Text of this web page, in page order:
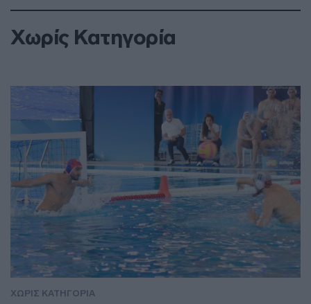
Χωρίς Κατηγορία
ΧΩΡΊΣ ΚΑΤΗΓΟΡΊΑ